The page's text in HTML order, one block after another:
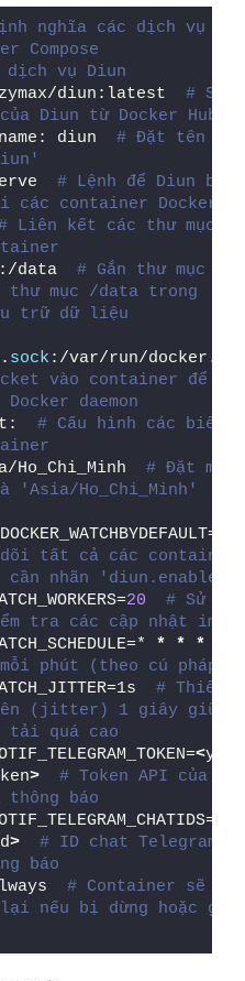
nghĩa các dịch vụ sẽ
Compose
dịch vụ Diun
diun:latest
# Sử
Diun từ Docker Hub
diun
# Đặt tên cho
# Lệnh để Diun bắt
các container Docker
Liên kết các thư mục
data
# Gắn thư mục ./
thư mục /data trong
trữ dữ liệu
sock :/var/run/docker.
vào container để
daemon
# Cấu hình các biến
Ho_Chi_Minh
# Đặt múi
'Asia/Ho_Chi_Minh'
tất cả các container
cần nhãn
20
# Sử
tra các cập nhật
* * *
phút (theo cú pháp
# Thiết
(jitter) 1 giây giữa
tải quá cao
<
>
# Token API của
thông báo
>
# ID chat Telegram
báo
# Container sẽ tự
nếu bị dừng hoặc gặp